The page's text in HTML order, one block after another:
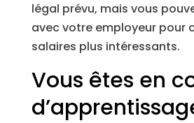
légal prévu, mais vous
avec votre employeur pour
salaires plus intéressants.
Vous êtes en